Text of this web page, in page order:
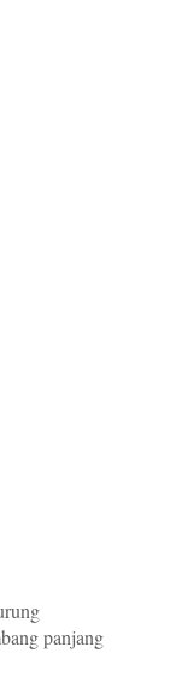
panjang